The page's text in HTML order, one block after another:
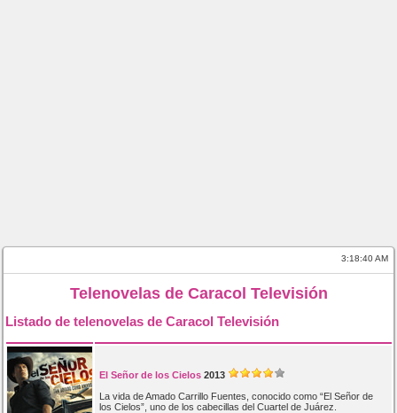
3:18:40 AM
Telenovelas de Caracol Televisión
Listado de telenovelas de Caracol Televisión
El Señor de los Cielos 2013
La vida de Amado Carrillo Fuentes, conocido como “El Señor de
los Cielos”, uno de los cabecillas del Cuartel de Juárez.